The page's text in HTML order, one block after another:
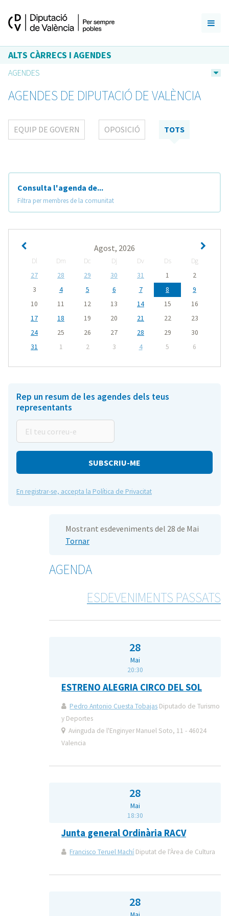
ALTS CÀRRECS I AGENDES
AGENDES
AGENDES DE DIPUTACIÓ DE VALÈNCIA
EQUIP DE GOVERN OPOSICIÓ TOTS
Consulta l'agenda de...
Filtra per membres de la comunitat
Agost, 2026
Dl Dm Dc Dj Dv Ds
Dg
27
28 29 30 31 1
2
3
4 5 6 7 8
9
10
11 12 13 14 15
16
17
18 19 20 21 22
23
24
25 26 27 28 29
30
31
1 2 3 4 5 6
Rep un resum de les agendes dels teus
representants
teu
correu-
En registrar-se, accepta la Política de Privacitat
Mostrant esdeveniments del 28 de Mai
Tornar
AGENDA
ESDEVENIMENTS PASSATS
28
Mai
20:30
ESTRENO ALEGRIA CIRCO DEL SOL
Pedro Antonio Cuesta Tobajas Diputado de Turismo
y Deportes
Avinguda de l'Enginyer Manuel Soto, 11 - 46024
Valencia
28
Mai
18:30
Junta general Ordinària RACV
Francisco Teruel Machí Diputat de l'Àrea de Cultura
28